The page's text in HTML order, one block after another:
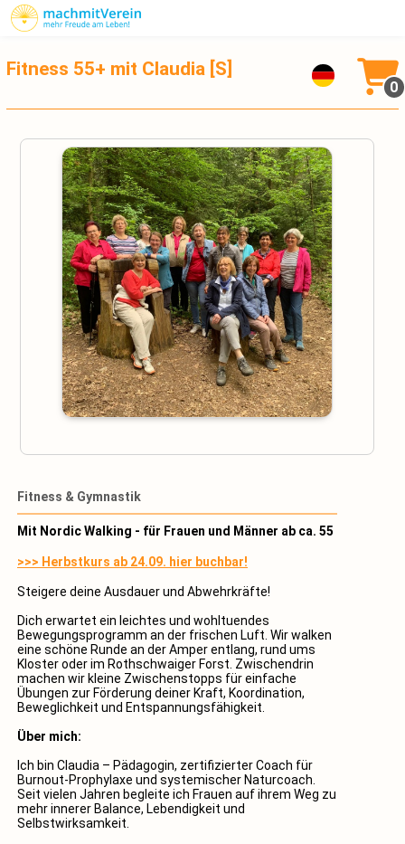
Fitness 55+ mit Claudia [S]
0
Fitness & Gymnastik
Mit Nordic Walking - für Frauen und Männer ab ca. 55
>>> Herbstkurs ab 24.09. hier buchbar!
Steigere deine Ausdauer und Abwehrkräfte!
Dich erwartet ein leichtes und wohltuendes
Bewegungsprogramm an der frischen Luft. Wir walken
eine schöne Runde an der Amper entlang, rund ums
Kloster oder im Rothschwaiger Forst. Zwischendrin
machen wir kleine Zwischenstopps für einfache
Übungen zur Förderung deiner Kraft, Koordination,
Beweglichkeit und Entspannungsfähigkeit.
Über mich:
Ich bin Claudia – Pädagogin, zertifizierter Coach für
Burnout-Prophylaxe und systemischer Naturcoach.
Seit vielen Jahren begleite ich Frauen auf ihrem Weg zu
mehr innerer Balance, Lebendigkeit und
Selbstwirksamkeit.